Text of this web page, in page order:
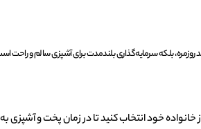
روزمره، بلکه سرمایه‌گذاری بلندمدت برای آشپزی سالم و راحت
خانواده خود انتخاب کنید تا در زمان پخت و